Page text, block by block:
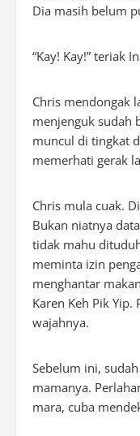
Dia masih belum
“Kay! Kay!” teriak
Chris mendongak
menjenguk sudah
muncul di tingkat
memerhati gerak
Chris mula cuak.
Bukan niatnya
tidak mahu
meminta izin
menghantar
Karen Keh Pik
wajahnya.
Sebelum ini,
mamanya.
mara, cuba